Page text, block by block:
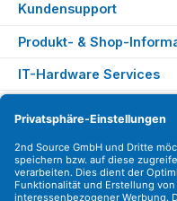
Kundensupport
Produkt- & Shop-
IT-Hardware Services
Versandarten
Zahlungsarten